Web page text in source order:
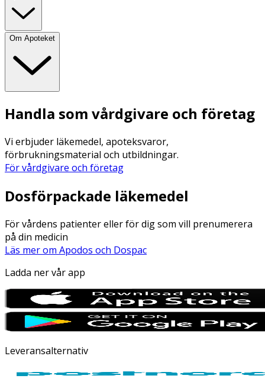
Om Apoteket
Handla som vårdgivare och företag
Vi erbjuder läkemedel, apoteksvaror,
förbrukningsmaterial och utbildningar.
För vårdgivare och företag
Dosförpackade läkemedel
För vårdens patienter eller för dig som vill prenumerera
på din medicin
Läs mer om Apodos och Dospac
Ladda ner vår app
Leveransalternativ